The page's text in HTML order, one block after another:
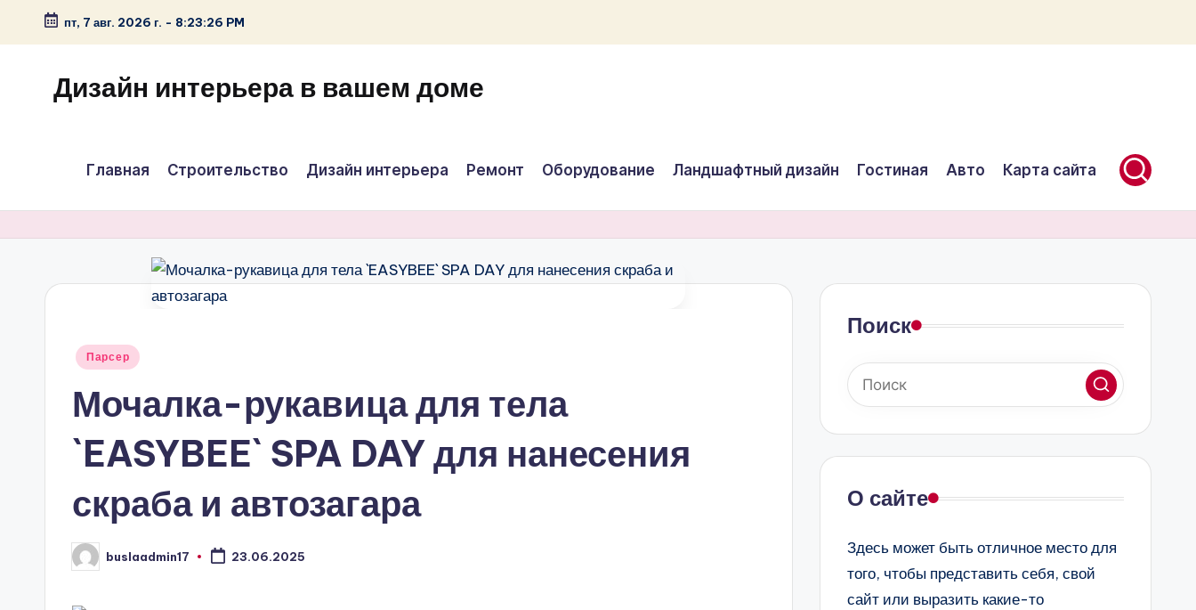
Перейти
содержимому
пт, 7 авг. 2026 г. - 8:23:27 PM
Дизайн интерьера в вашем доме
Главная Строительство Дизайн интерьера Ремонт Оборудование Ландшафтный дизайн Гостиная Авто Карта сайта
Опубликовано
Парсер
Мочалка-рукавица для тела
`EASYBEE` SPA DAY для нанесения
скраба и автозагара
Запись
от
buslaadmin17 23.06.2025
Поиск
О сайте
Здесь может быть отличное место для
того, чтобы представить себя, свой
сайт или выразить какие-то